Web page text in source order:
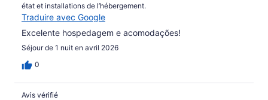
état et installations de l’hébergement.
Traduire avec Google
Excelente hospedagem e acomodações!
Séjour de 1 nuit en avril 2026
0
Avis vérifié